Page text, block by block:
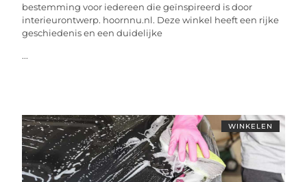
bestemming voor iedereen die geïnspireerd is door
interieurontwerp. hoornnu.nl. Deze winkel heeft een rijke
geschiedenis en een duidelijke
...
WINKELEN